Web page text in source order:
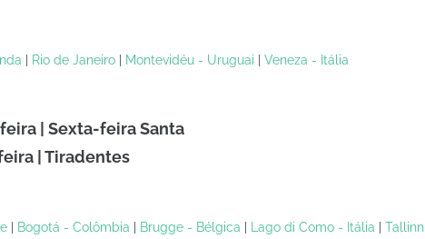
Rio de Janeiro Montevidéu - Uruguai Veneza - Itália
| Sexta-feira Santa
| Tiradentes
Bogotá - Colômbia Brugge - Bélgica Lago di Como - Itália
Tallinn